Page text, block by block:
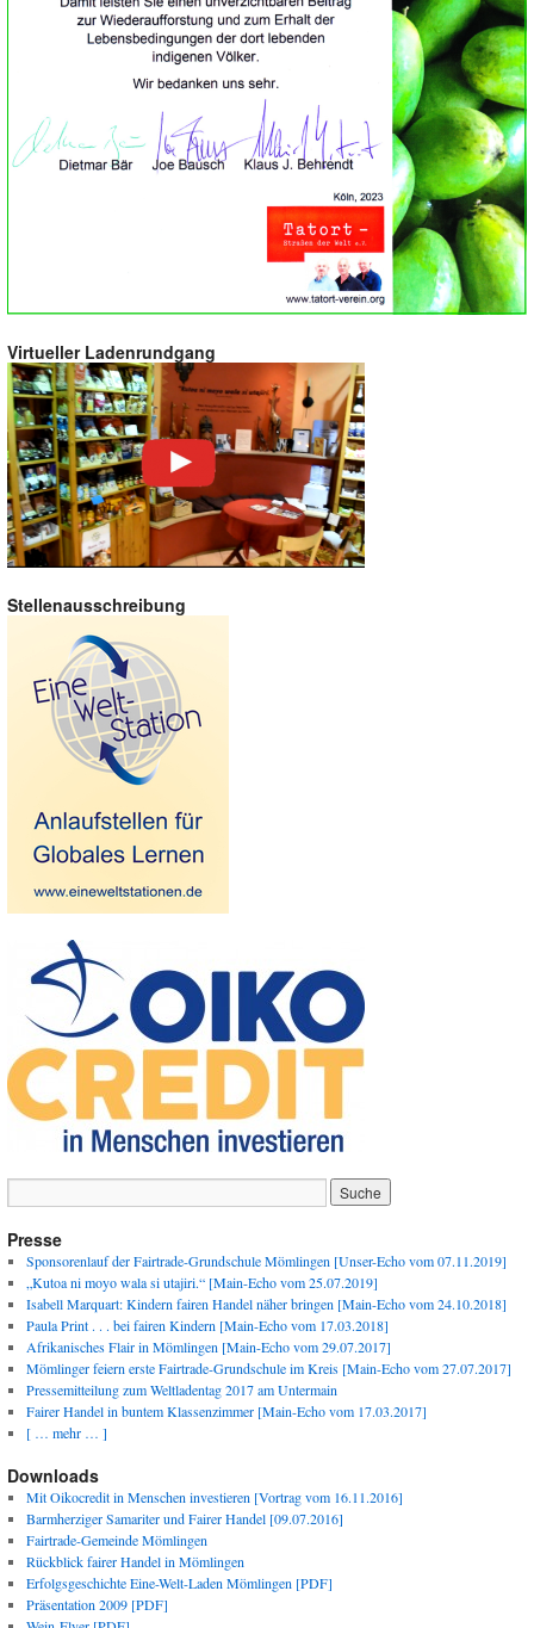
Virtueller Ladenrundgang
Stellenausschreibung
Presse
Sponsorenlauf der Fairtrade-Grundschule Mömlingen [Unser-Echo vom 07.11.2019]
„Kutoa ni moyo wala si utajiri.“ [Main-Echo vom 25.07.2019]
Isabell Marquart: Kindern fairen Handel näher bringen [Main-Echo vom 24.10.2018]
Paula Print . . . bei fairen Kindern [Main-Echo vom 17.03.2018]
Afrikanisches Flair in Mömlingen [Main-Echo vom 29.07.2017]
Mömlinger feiern erste Fairtrade-Grundschule im Kreis [Main-Echo vom 27.07.2017]
Pressemitteilung zum Weltladentag 2017 am Untermain
Fairer Handel in buntem Klassenzimmer [Main-Echo vom 17.03.2017]
[ … mehr … ]
Downloads
Mit Oikocredit in Menschen investieren [Vortrag vom 16.11.2016]
Barmherziger Samariter und Fairer Handel [09.07.2016]
Fairtrade-Gemeinde Mömlingen
Rückblick fairer Handel in Mömlingen
Erfolgsgeschichte Eine-Welt-Laden Mömlingen [PDF]
Präsentation 2009 [PDF]